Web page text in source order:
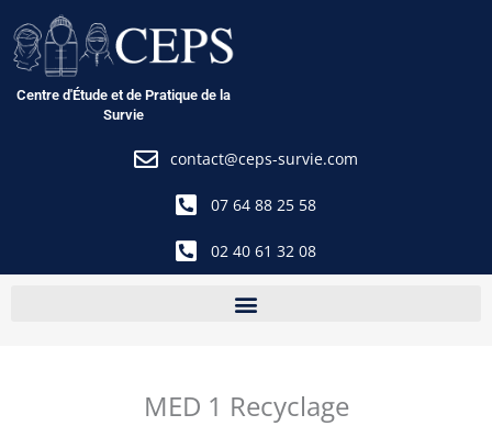
au
contenu
Centre d'Étude et de Pratique de la
Survie
contact@ceps-survie.com
07 64 88 25 58
02 40 61 32 08
MED 1 Recyclage